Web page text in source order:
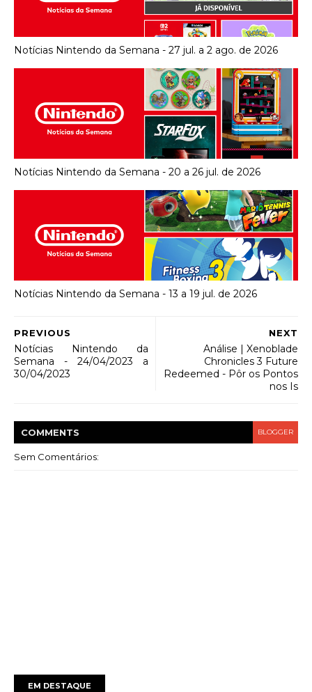
Notícias Nintendo da Semana - 27 jul. a 2 ago. de 2026
Notícias Nintendo da Semana - 20 a 26 jul. de 2026
Notícias Nintendo da Semana - 13 a 19 jul. de 2026
NEXT
Análise | Xenoblade
Chronicles 3 Future
Redeemed - Pôr os Pontos
nos Is
PREVIOUS
Notícias Nintendo da
Semana - 24/04/2023 a
30/04/2023
COMMENTS BLOGGER
Sem Comentários:
EM DESTAQUE